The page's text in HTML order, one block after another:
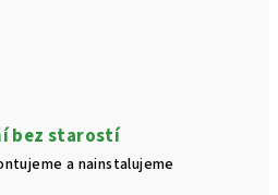
bez starostí
a nainstalujeme